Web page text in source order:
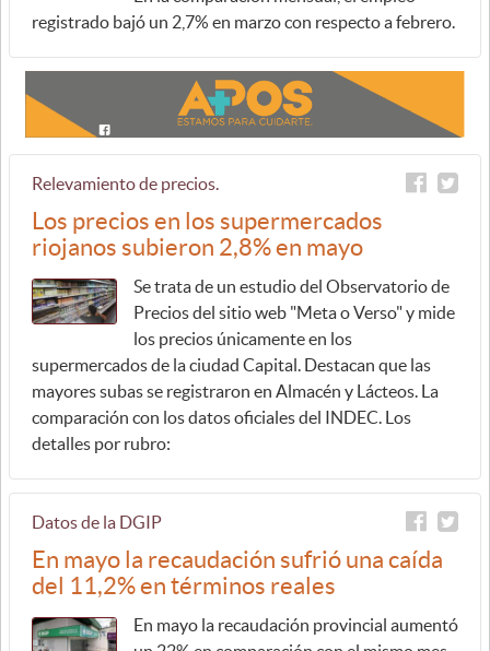
registrado bajó un 2,7% en marzo con respecto a febrero.
Relevamiento de precios.
Los precios en los supermercados
riojanos subieron 2,8% en mayo
Se trata de un estudio del Observatorio de
Precios del sitio web "Meta o Verso" y mide
los precios únicamente en los
supermercados de la ciudad Capital. Destacan que las
mayores subas se registraron en Almacén y Lácteos. La
comparación con los datos oficiales del INDEC. Los
detalles por rubro:
Datos de la DGIP
En mayo la recaudación sufrió una caída
del 11,2% en términos reales
En mayo la recaudación provincial aumentó